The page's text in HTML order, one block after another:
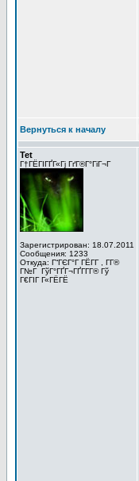
Вернуться к началу
Tet
Г†ГЁГІГҐГ«Гј ГґГ®Г°ГіГ¬Г
Зарегистрирован: 18.07.2011
Сообщения: 1233
Откуда: Г“ГЄГ°Г ГЁГ­Г , Г­Г®
Г№Г ГўГ°ГҐГ¬ГҐГ­Г­Г® Гў
Г€ГІГ Г«ГЁГЁ